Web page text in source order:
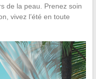
de la peau. Prenez soin
vivez l’été en toute